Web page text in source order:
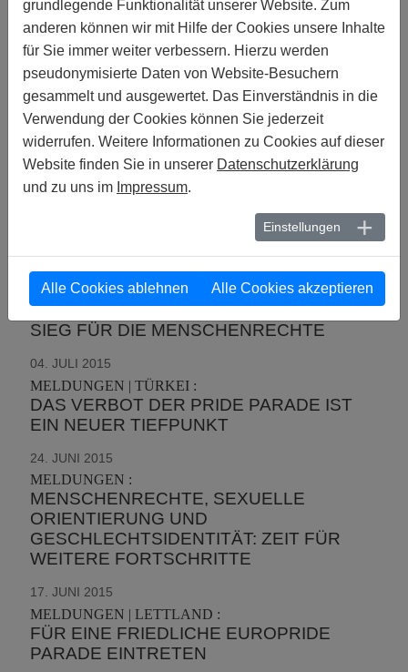
27. SEPTEMBER 2015
MELDUNGEN | TÜRKEI :
SIEBEN JAHRE SIND VERGANGEN UND
IMMER NOCH KEINE GERECHTIGKEIT
FÜR AHMET YÝLDÝZ
26. SEPTEMBER 2015
MELDUNGEN | POLEN :
POLEN BENACHTEILIGT HUNDERTE
OPFER VON HASSVERBRECHEN
AMNESTY INTERNATIONAL USA:
ENTSCHEIDUNG DES OBERSTEN
GERICHTS ÜBER HOMO-EHE IST EIN
SIEG FÜR DIE MENSCHENRECHTE
04. JULI 2015
MELDUNGEN | TÜRKEI :
DAS VERBOT DER PRIDE PARADE IST
EIN NEUER TIEFPUNKT
24. JUNI 2015
MELDUNGEN :
MENSCHENRECHTE, SEXUELLE
ORIENTIERUNG UND
GESCHLECHTSIDENTITÄT: ZEIT FÜR
WEITERE FORTSCHRITTE
17. JUNI 2015
MELDUNGEN | LETTLAND :
FÜR EINE FRIEDLICHE EUROPRIDE
PARADE EINTRETEN
grundlegende Funktionalität unserer Website. Zum
anderen können wir mit Hilfe der Cookies unsere Inhalte
für Sie immer weiter verbessern. Hierzu werden
pseudonymisierte Daten von Website-Besuchern
gesammelt und ausgewertet. Das Einverständnis in die
Verwendung der Cookies können Sie jederzeit
widerrufen. Weitere Informationen zu Cookies auf dieser
Website finden Sie in unserer Datenschutzerklärung
und zu uns im Impressum.
Einstellungen
Alle Cookies ablehnen Alle Cookies akzeptieren